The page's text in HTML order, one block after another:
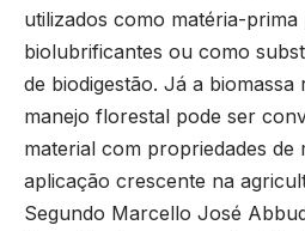
utilizados como matéria-prima
biolubrificantes ou como
de biodigestão. Já a biomassa
manejo florestal pode ser
material com propriedades de
aplicação crescente na
Segundo Marcello José